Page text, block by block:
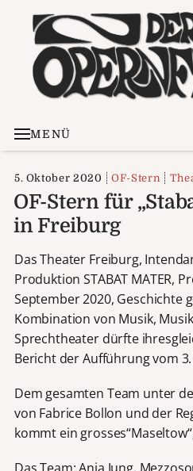
MENÜ
5. Oktober 2020 OF-Stern
OF-Stern für
in Freiburg
Das Theater Freiburg,
Produktion STABAT MATER,
September 2020, Geschichte
Kombination von Musik,
Sprechtheater dürfte
Bericht der Aufführung vom
Dem gesamten Team unter
von Fabrice Bollon und der
kommt ein